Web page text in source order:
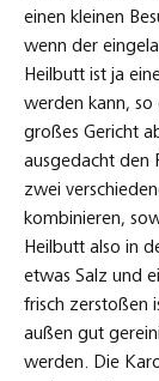
einen kleinen
wenn der
Heilbutt ist ja
werden kann, so
großes Gericht
ausgedacht den
zwei
kombinieren,
Heilbutt also in
etwas Salz und
frisch zerstoßen
außen gut
werden. Die